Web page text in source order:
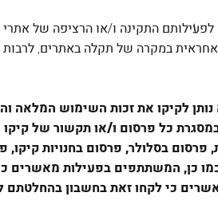
לפעילותם התקינה ו/או הרציפה של
במקרה של תקלה באתרים,
לקיקו את זכות השימוש המלאה
כל פרסום ו/או תקשור של
בסלולר, פרסום בחנויות
כן, המשתתפים בפעילות מאשרים
כי לקחו זאת בחשבון בהחלטתם